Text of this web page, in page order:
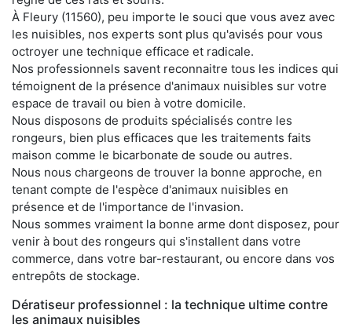
À Fleury (11560), peu importe le souci que vous avez avec
les nuisibles, nos experts sont plus qu'avisés pour vous
octroyer une technique efficace et radicale.
Nos professionnels savent reconnaitre tous les indices qui
témoignent de la présence d'animaux nuisibles sur votre
espace de travail ou bien à votre domicile.
Nous disposons de produits spécialisés contre les
rongeurs, bien plus efficaces que les traitements faits
maison comme le bicarbonate de soude ou autres.
Nous nous chargeons de trouver la bonne approche, en
tenant compte de l'espèce d'animaux nuisibles en
présence et de l'importance de l'invasion.
Nous sommes vraiment la bonne arme dont disposez, pour
venir à bout des rongeurs qui s'installent dans votre
commerce, dans votre bar-restaurant, ou encore dans vos
entrepôts de stockage.
Dératiseur professionnel : la technique ultime contre
les animaux nuisibles